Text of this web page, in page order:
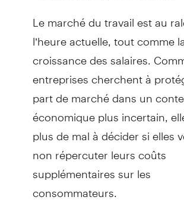
Le marché du travail est au
l’heure actuelle, tout comme
croissance des salaires.
entreprises cherchent à
part de marché dans un
économique plus incertain,
plus de mal à décider si elles
non répercuter leurs coûts
supplémentaires sur les
consommateurs.